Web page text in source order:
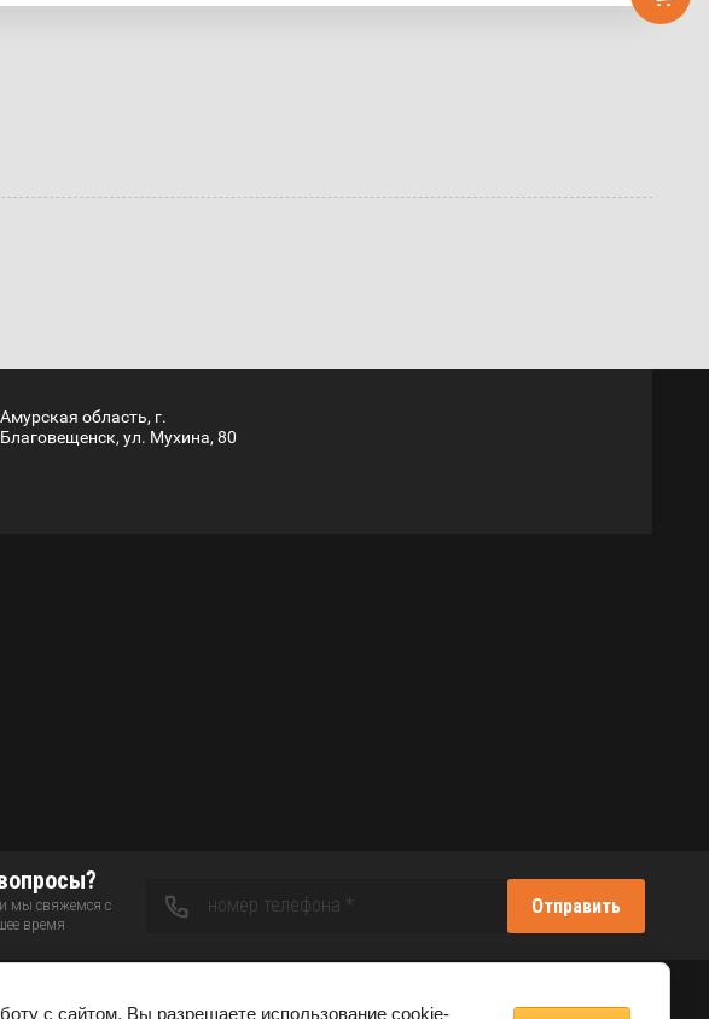
Амурская область, г.
Благовещенск, ул. Мухина, 80
мы свяжемся с
время
Отправить
Создание сайтаМегагрупп
с сайтом, Вы разрешаете использование cookie-